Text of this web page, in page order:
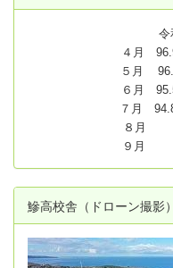
令
４月
５月
６月
７月
８
９
鰺高校舎（ドローン撮影）